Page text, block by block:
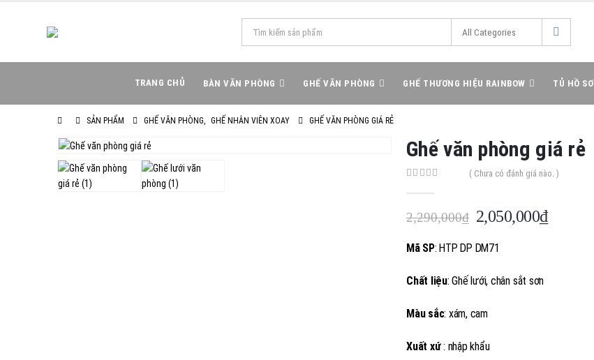
TRANG CHỦ BÀN VĂN PHÒNG GHẾ VĂN PHÒNG GHẾ THƯƠNG HIỆU RAINBOW TỦ HỒ SƠ
SẢN PHẨM GHẾ VĂN PHÒNG, GHẾ NHÂN VIÊN XOAY GHẾ VĂN PHÒNG GIÁ RẺ
Ghế văn phòng giá rẻ
( Chưa có đánh giá nào. )
2,290,000₫ Giá
là:
2,050,000₫Giá
Mã SP: HTP DP DM71
Chất liệu: Ghế lưới, chân sắt sơn
Màu sắc: xám, cam
Xuất xứ: nhập khẩu